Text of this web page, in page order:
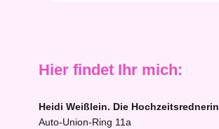
Hier findet Ihr mich:
Heidi Weißlein. Die Hochzeitsrednerin
Auto-Union-Ring 11a